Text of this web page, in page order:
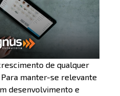
de qualquer
manter-se relevante
desenvolvimento e